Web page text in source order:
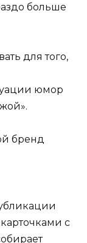
больше
для того,
юмор
бренд
с